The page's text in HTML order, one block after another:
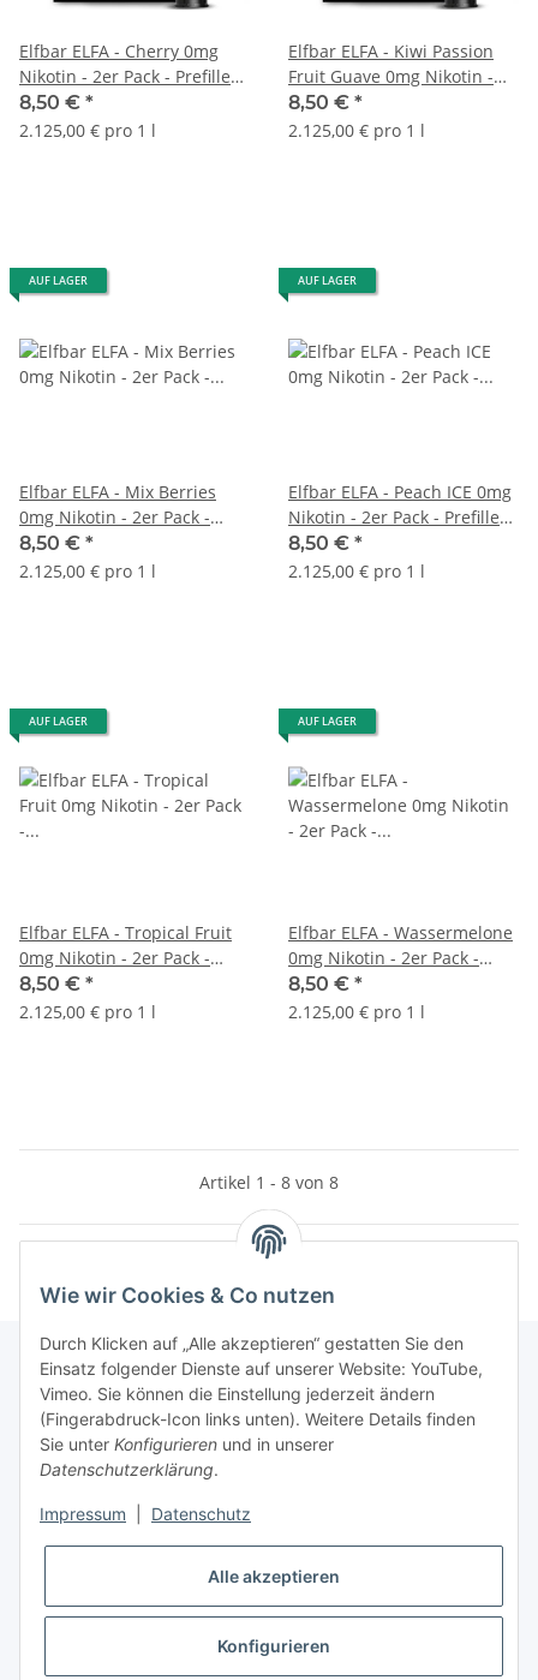
Elfbar ELFA - Cherry 0mg
Nikotin - 2er Pack - Prefilled
Pod
8,50 € *
2.125,00 € pro 1 l
Elfbar ELFA - Kiwi Passion
Fruit Guave 0mg Nikotin -
2er Pack - Prefilled Pod
8,50 € *
2.125,00 € pro 1 l
AUF LAGER
Elfbar ELFA - Mix Berries
0mg Nikotin - 2er Pack -
Prefilled Pod
8,50 € *
2.125,00 € pro 1 l
AUF LAGER
Elfbar ELFA - Peach ICE 0mg
Nikotin - 2er Pack - Prefilled
Pod
8,50 € *
2.125,00 € pro 1 l
AUF LAGER
Elfbar ELFA - Tropical Fruit
0mg Nikotin - 2er Pack -
Prefilled Pod
8,50 € *
2.125,00 € pro 1 l
AUF LAGER
Elfbar ELFA - Wassermelone
0mg Nikotin - 2er Pack -
Prefilled Pod
8,50 € *
2.125,00 € pro 1 l
Artikel 1 - 8 von 8
Informationen
Gesetzliche Informationen
Widerrufsbutton
Wie wir Cookies & Co nutzen
Durch Klicken auf „Alle akzeptieren“ gestatten Sie den
Einsatz folgender Dienste auf unserer Website: YouTube,
Vimeo. Sie können die Einstellung jederzeit ändern
(Fingerabdruck-Icon links unten). Weitere Details finden
Sie unter Konfigurieren und in unserer
Datenschutzerklärung.
Impressum Datenschutz
Alle akzeptieren
Konfigurieren